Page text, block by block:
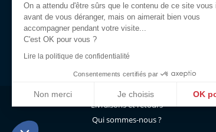
03 44
Demandez
du lun. au
Livraisons et retours
Qui sommes-nous ?
On a attendu d'être sûrs que le contenu de ce site vous
avant de vous déranger, mais on aimerait bien vous
accompagner pendant votre visite...
C'est OK pour vous ?
Lire la politique de confidentialité
Consentements certifiés par
Non merci Je choisis OK
Notre plateforme vous permet d'adapter et de